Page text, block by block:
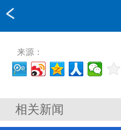
来源：
相关新闻